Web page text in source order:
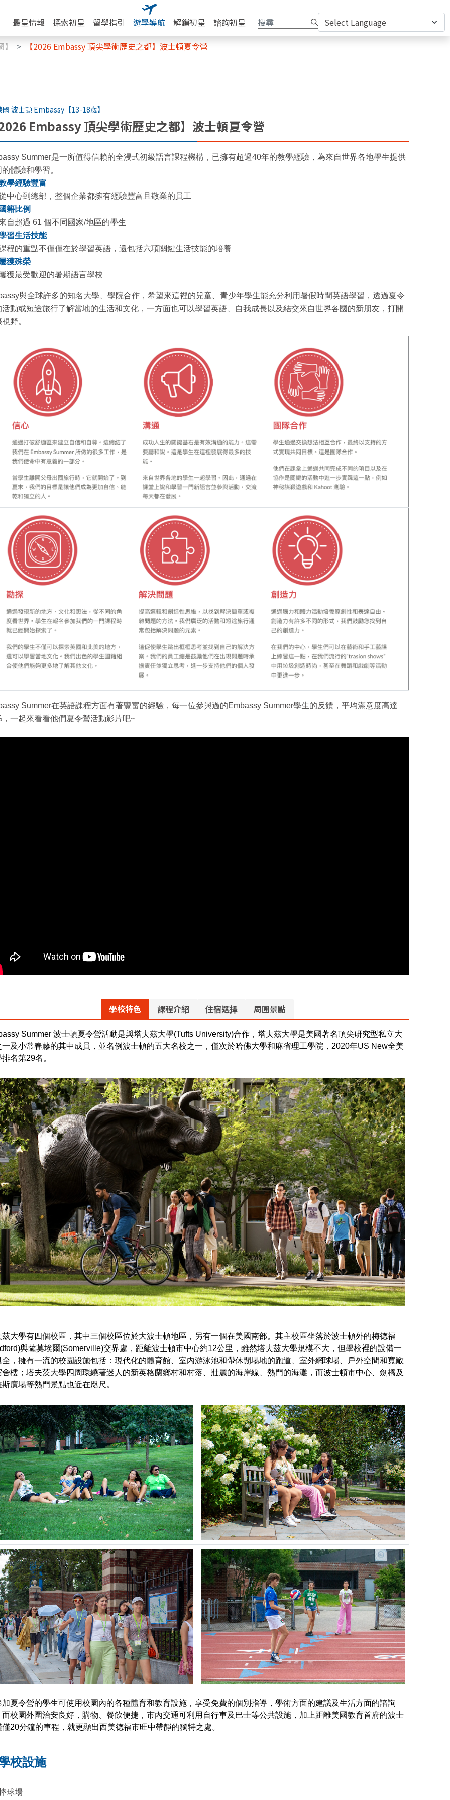
最星情報 探索初星 留學指引 遊學導航 解鎖初星
諮詢初星
【2026 Embassy 頂尖學術歷史之都】波士頓夏令營
國 波士頓 Embassy【13-18歲】
Embassy 頂尖學術歷史之都】波士頓夏令營
Summer是一所值得信賴的全浸式初級語言課程機構，已擁有超過40年的教學經驗，為來自世界各地學生提供
體驗和學習。
學經驗豐富
中心到總部，整個企業都擁有經驗豐富且敬業的員工
籍比例
自超過 61 個不同國家/地區的學生
習生活技能
程的重點不僅僅在於學習英語，還包括六項關鍵生活技能的培養
獲殊榮
獲最受歡迎的暑期語言學校
與全球許多的知名大學、學院合作，希望來這裡的兒童、青少年學生能充分利用暑假時間英語學習，透過夏令
活動或短途旅行了解當地的生活和文化，一方面也可以學習英語、自我成長以及結交來自世界各國的新朋友，打開
野。
Summer在英語課程方面有著豐富的經驗，每一位參與過的Embassy Summer學生的反饋，平均滿意度高達
，一起來看看他們夏令營活動影片吧~
學校特色 課程介紹 住宿選擇 周圍景點
Summer 波士頓夏令營活動是與塔夫茲大學(Tufts University)合作，塔夫茲大學是美國著名頂尖研究型私立大
一及小常春藤的其中成員，並名例波士頓的五大名校之一，僅次於哈佛大學和麻省理工學院，2020年US New全美
名第29名。
茲大學有四個校區，其中三個校區位於大波士頓地區，另有一個在美國南部。其主校區坐落於波士頓外的梅德福
與薩莫埃爾(Somerville)交界處，距離波士頓市中心約12公里，雖然塔夫茲大學規模不大，但學校裡的設備一
全，擁有一流的校園設施包括：現代化的體育館、室內游泳池和帶休閒場地的跑道、室外網球場、戶外空間和寬敞
樓； 塔夫茨大學四周環繞著迷人的新英格蘭鄉村和村落、壯麗的海岸線、熱門的海灘，而波士頓市中心、劍橋及
廣場等熱門景點也近在咫尺。
加夏令營的學生可使用校園內的各種體育和教育設施，享受免費的個別指導，學術方面的建議及生活方面的諮詢
而校園外圍治安良好，購物、餐飲便捷，市內交通可利用自行車及巴士等公共設施，加上距離美國教育首府的波士
僅20分鐘的車程，就更顯出西美德福市旺中帶靜的獨特之處。
校設施
球場